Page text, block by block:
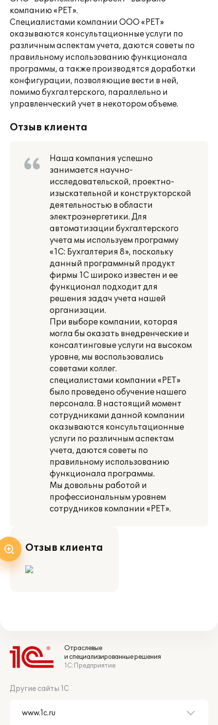
компанию «РЕТ».
Специалистами компании ООО «РЕТ»
оказываются консультационные услуги по
различным аспектам учета, даются советы по
правильному использованию функционала
программы, а также производятся доработки
конфигурации, позволяющие вести в ней,
помимо бухгалтерского, параллельно и
управленческий учет в некотором объеме.
Отзыв клиента
Наша компания успешно
занимается научно-
исследовательской, проектно-
изыскательной и конструкторской
деятельностью в области
электроэнергетики. Для
автоматизации бухгалтерского
учета мы используем программу
«1С: Бухгалтерия 8», поскольку
данный программный продукт
фирмы 1С широко известен и ее
функционал подходит для
решения задач учета нашей
организации.
При выборе компании, которая
могла бы оказать внедренческие и
консалтинговые услуги на высоком
уровне, мы воспользовались
советами коллег.
специалистами компании «РЕТ»
было проведено обучение нашего
персонала. В настоящий момент
сотрудниками данной компании
оказываются консультационные
услуги по различным аспектам
учета, даются советы по
правильному использованию
функционала программы.
Мы довольны работой и
профессиональным уровнем
сотрудников компании «РЕТ».
Отзыв клиента
Отраслевые
и специализированные решения
1С:Предприятие
Другие сайты 1С